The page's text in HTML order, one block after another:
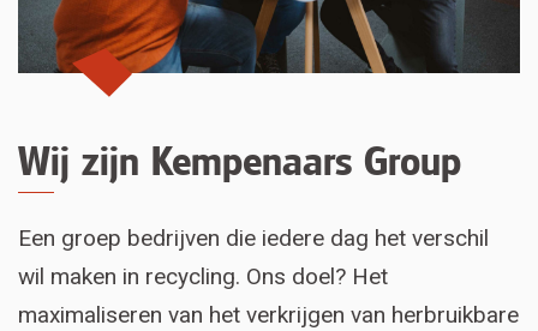
Wij zijn Kempenaars Group
Een groep bedrijven die iedere dag het verschil
wil maken in recycling. Ons doel? Het
maximaliseren van het verkrijgen van herbruikbare